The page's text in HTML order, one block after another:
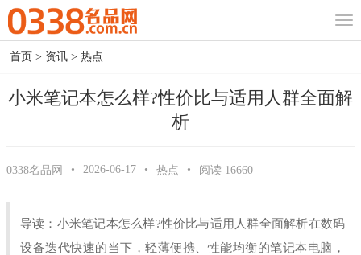
首页 > 资讯 > 热点
小米笔记本怎么样?性价比与适用人群全面解
析
0338名品网 • 2026-06-17 • 热点 • 阅读 16660
导读：小米笔记本怎么样?性价比与适用人群全面解析在数码
设备迭代快速的当下，轻薄便携、性能均衡的笔记本电脑，